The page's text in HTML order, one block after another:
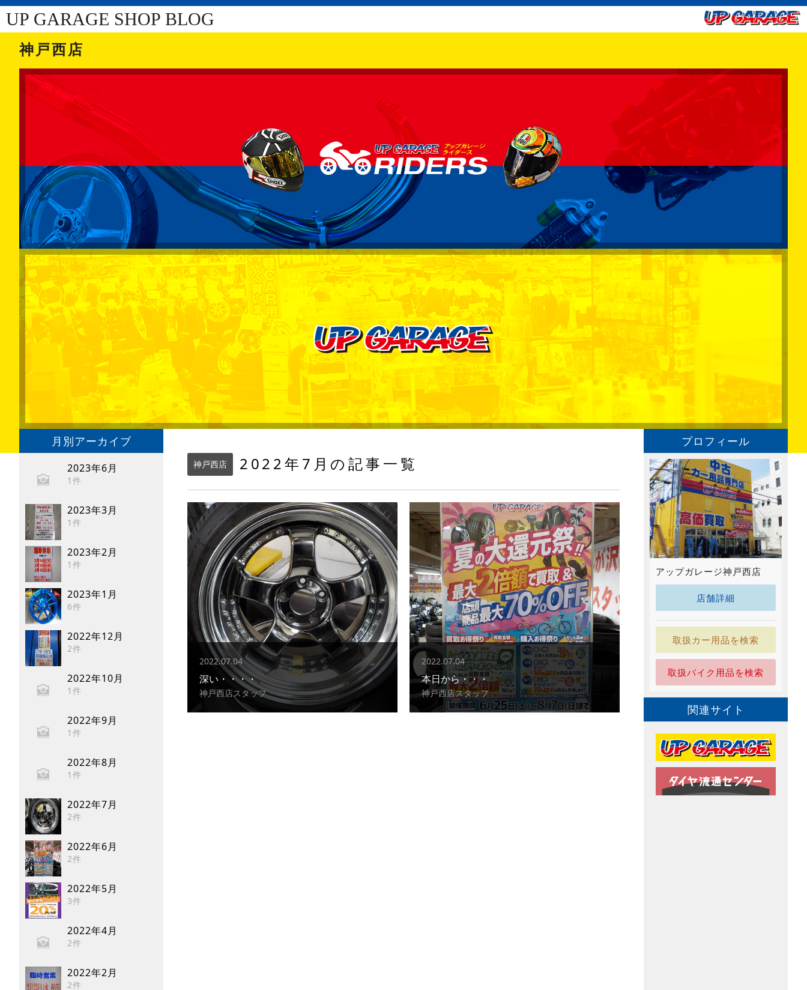
UP GARAGE SHOP BLOG
神戸西店
月別アーカイブ
2023年6月
1件
2023年3月
1件
2023年2月
1件
2023年1月
6件
2022年12月
2件
2022年10月
1件
2022年9月
1件
2022年8月
1件
2022年7月
2件
2022年6月
2件
2022年5月
3件
2022年4月
2件
2022年2月
2件
神戸西店 2022年7月の記事一覧
2022.07.04
深い・・・・
神戸西店スタッフ
2022.07.04
本日から・・・
神戸西店スタッフ
プロフィール
アップガレージ神戸西店
店舗詳細
取扱カー用品を検索
取扱バイク用品を検索
関連サイト